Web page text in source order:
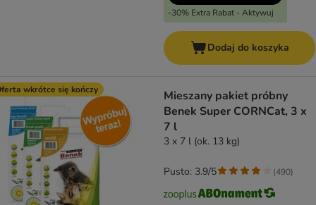
-30% Extra Rabat - Aktywuj
Dodaj do koszyka
wkrótce się kończy
Mieszany pakiet próbny
Benek Super CORNCat, 3 x
7 l
3 x 7 l (ok. 13 kg)
Pusto: 3.9/5 (490)